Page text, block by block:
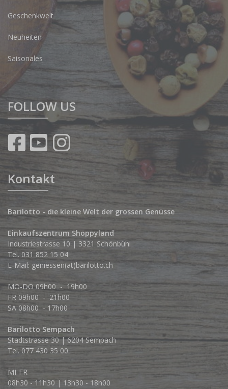
Geschenkwelt
Neuheiten
Saisonales
FOLLOW US
Kontakt
Barilotto - die kleine Welt der grossen Genüsse
Einkaufszentrum Shoppyland
Industriestrasse 10 | 3321 Schönbühl
Tel. 031 852 15 04
E-Mail: geniessen(at)barilotto.ch
MO-DO 09h00 - 19h00
FR 09h00 - 21h00
SA 08h00 - 17h00
Barilotto Sempach
Stadtstrasse 30 | 6204 Sempach
Tel. 077 430 35 00
MI-FR
08h30 - 11h30 | 13h30 - 18h00